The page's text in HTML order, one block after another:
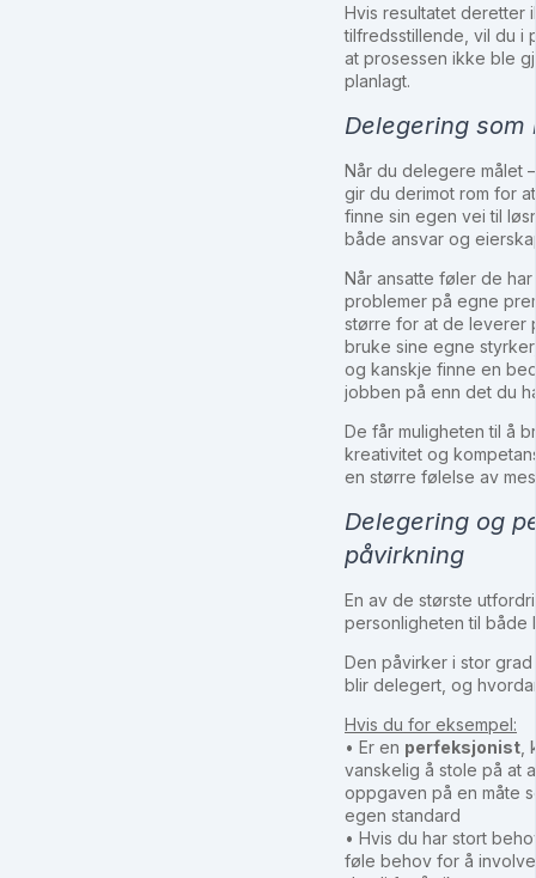
Hvis resultatet deretter
tilfredsstillende, vil du i
at prosessen ikke ble
planlagt.
Delegering som
Når du delegere målet
gir du derimot rom for
finne sin egen vei til
både ansvar og
Når ansatte føler de
problemer på egne
større for at de leverer
bruke sine egne
og kanskje finne en
jobben på enn det du
De får muligheten til å
kreativitet og
en større følelse av
Delegering og
påvirkning
En av de største
personligheten til både
Den påvirker i stor
blir delegert, og
Hvis du for eksempel:
• Er en perfeksjonist
vanskelig å stole på at
oppgaven på en måte
egen standard
• Hvis du har stort
føle behov for å